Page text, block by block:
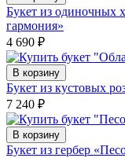
Букет из одиночных
гармония»
4 690 ₽
В корзину
Букет из кустовых
7 240 ₽
В корзину
Букет из гербер